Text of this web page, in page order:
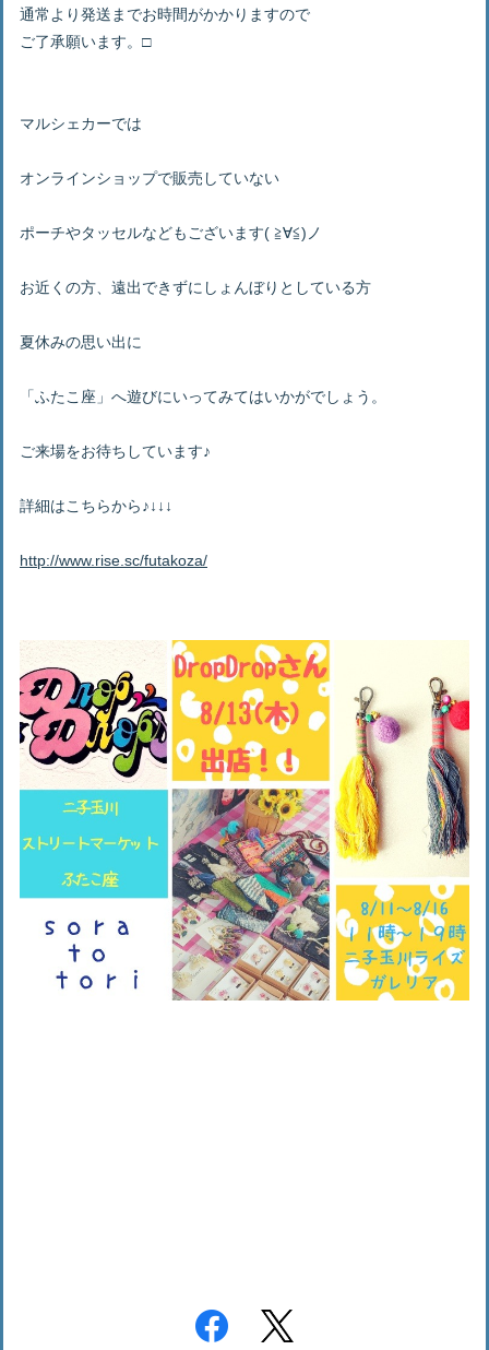
通常より発送までお時間がかかりますので
ご了承願います。□
マルシェカーでは
オンラインショップで販売していない
ポーチやタッセルなどもございます( ≧∀≦)ノ
お近くの方、遠出できずにしょんぼりとしている方
夏休みの思い出に
「ふたこ座」へ遊びにいってみてはいかがでしょう。
ご来場をお待ちしています♪
詳細はこちらから♪↓↓↓
http://www.rise.sc/futakoza/